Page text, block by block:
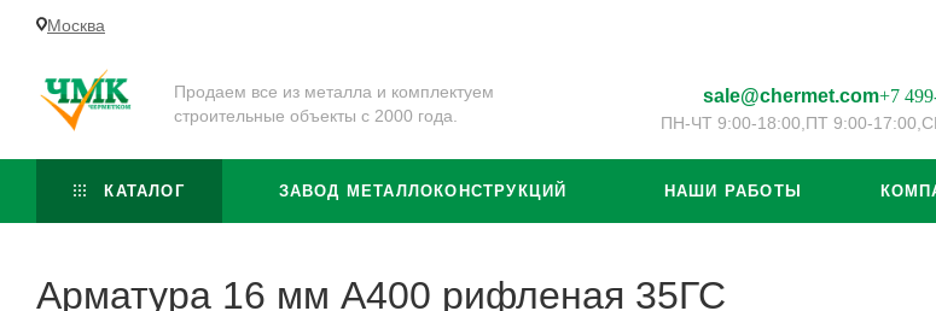
Москва
Продаем все из металла и комплектуем
строительные объекты с 2000 года.
sale@chermet.com+7
ПН-ЧТ 9:00-18:00, ПТ 9:00-17:00,
КАТАЛОГ ЗАВОД МЕТАЛЛОКОНСТРУКЦИЙ НАШИ РАБОТЫ
Арматура 16 мм А400 рифленая 35ГС